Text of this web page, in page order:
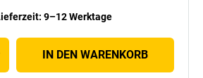
: 9–12 Werktage
IN DEN WARENKORB